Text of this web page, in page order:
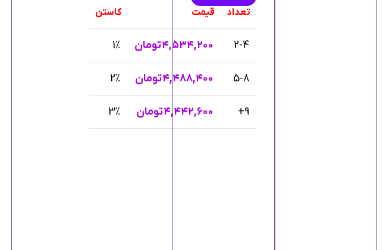
تعداد قیمت کاستن
2-4 ۴,۵۳۴,۲۰۰تومان 1%
5-8 ۴,۴۸۸,۴۰۰تومان 2%
9+ ۴,۴۴۲,۶۰۰تومان 3%